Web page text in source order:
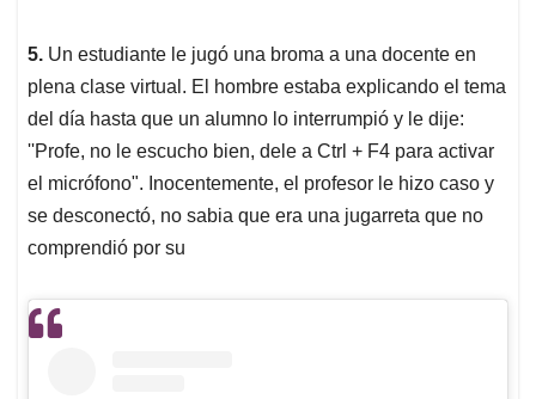
5. Un estudiante le jugó una broma a una docente en
plena clase virtual. El hombre estaba explicando el tema
del día hasta que un alumno lo interrumpió y le dije:
''Profe, no le escucho bien, dele a Ctrl + F4 para activar
el micrófono". Inocentemente, el profesor le hizo caso y
se desconectó, no sabia que era una jugarreta que no
comprendió por su